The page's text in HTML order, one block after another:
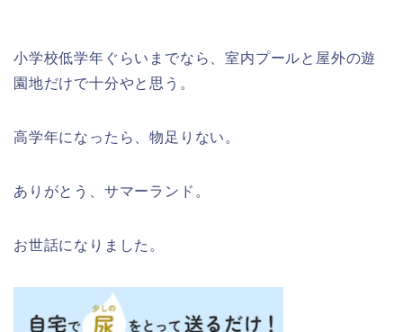
小学校低学年ぐらいまでなら、室内プールと屋外の遊
園地だけで十分やと思う。
高学年になったら、物足りない。
ありがとう、サマーランド。
お世話になりました。